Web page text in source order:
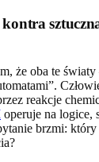
że oba te
reakcje
operuje na logice,
brzmi: który